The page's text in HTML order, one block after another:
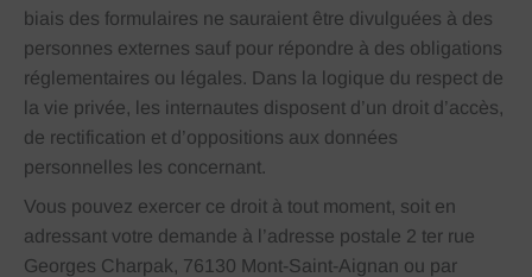
biais des formulaires ne sauraient être divulguées à des
personnes externes sauf pour répondre à des obligations
réglementaires ou légales. Dans la logique du respect de
la vie privée, les internautes disposent d’un droit d’accès,
de rectification et d’oppositions aux données
personnelles les concernant.
Vous pouvez exercer ce droit à tout moment, soit en
adressant votre demande à l’adresse postale 2 ter rue
Georges Charpak, 76130 Mont-Saint-Aignan ou par